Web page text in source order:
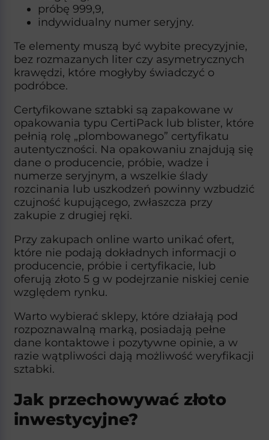
próbę 999,9,
indywidualny numer seryjny.
Te elementy muszą być wybite precyzyjnie,
bez rozmazanych liter czy asymetrycznych
krawędzi, które mogłyby świadczyć o
podróbce.​
Certyfikowane sztabki są zapakowane w
opakowania typu CertiPack lub blister, które
pełnią rolę „plombowanego” certyfikatu
autentyczności. Na opakowaniu znajdują się
dane o producencie, próbie, wadze i
numerze seryjnym, a wszelkie ślady
rozcinania lub uszkodzeń powinny wzbudzić
czujność kupującego, zwłaszcza przy
zakupie z drugiej ręki.​
Przy zakupach online warto unikać ofert,
które nie podają dokładnych informacji o
producencie, próbie i certyfikacie, lub
oferują złoto 5 g w podejrzanie niskiej cenie
względem rynku.
Warto wybierać sklepy, które działają pod
rozpoznawalną marką, posiadają pełne
dane kontaktowe i pozytywne opinie, a w
razie wątpliwości dają możliwość weryfikacji
sztabki.​
Jak przechowywać złoto
inwestycyjne?